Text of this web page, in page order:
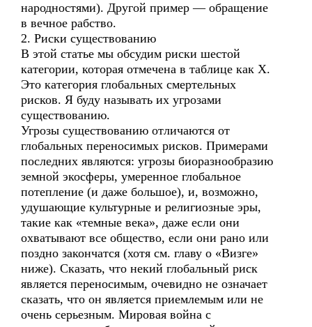
народностями). Другой пример — обращение
в вечное рабство.
2. Риски существованию
В этой статье мы обсудим риски шестой
категории, которая отмечена в таблице как Х.
Это категория глобальных смертельных
рисков. Я буду называть их угрозами
существованию.
Угрозы существованию отличаются от
глобальных переносимых рисков. Примерами
последних являются: угрозы биоразнообразию
земной экосферы, умеренное глобальное
потепление (и даже большое), и, возможно,
удушающие культурные и религиозные эры,
такие как «темные века», даже если они
охватывают все общество, если они рано или
поздно закончатся (хотя см. главу о «Визге»
ниже). Сказать, что некий глобальный риск
является переносимым, очевидно не означает
сказать, что он является приемлемым или не
очень серьезным. Мировая война с